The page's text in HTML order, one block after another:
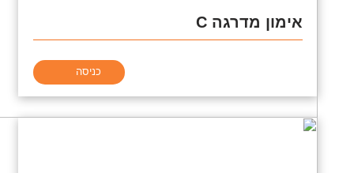
אימון מדרגה C
כניסה